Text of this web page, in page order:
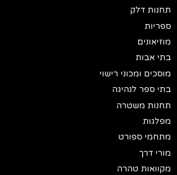
תחנות דלק
ספריות
מוזיאונים
בתי אבות
מוסכים ומכוני רישוי
בתי ספר לנהיגה
תחנות משטרה
מפלגות
מתחמי ספורט
מורי דרך
מקוואות טהרה